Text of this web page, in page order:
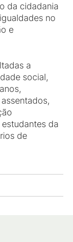
da cidadania
no
e
a
social,
da
de